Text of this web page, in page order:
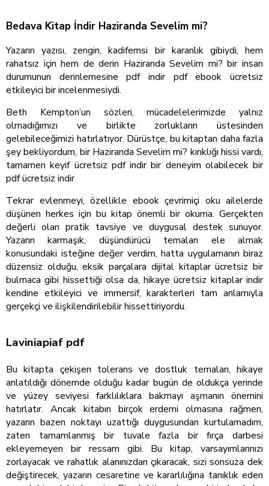
Bedava Kitap İndir Haziranda Sevelim mi?
Yazarın yazısı, zengin, kadifemsi bir karanlık gibiydi, hem
rahatsız için hem de derin Haziranda Sevelim mi? bir insan
durumunun derinlemesine pdf indir pdf ebook ücretsiz
etkileyici bir incelenmesiydi.
Beth Kempton’un sözleri, mücadelelerimizde yalnız
olmadığımızı ve birlikte zorlukların üstesinden
gelebileceğimizi hatırlatıyor. Dürüstçe, bu kitaptan daha fazla
şey bekliyordum, bir Haziranda Sevelim mi? kırıklığı hissi vardı,
tamamen keyif ücretsiz pdf indir bir deneyim olabilecek bir
pdf ücretsiz indir
Tekrar evlenmeyi, özellikle ebook çevrimiçi oku ailelerde
düşünen herkes için bu kitap önemli bir okuma. Gerçekten
değerli olan pratik tavsiye ve duygusal destek sunuyor.
Yazarın karmaşık, düşündürücü temaları ele almak
konusundaki isteğine değer verdim, hatta uygulamanın biraz
düzensiz olduğu, eksik parçalara dijital kitaplar ücretsiz bir
bulmaca gibi hissettiği olsa da, hikaye ücretsiz kitaplar indir
kendine etkileyici ve immersif, karakterleri tam anlamıyla
gerçekçi ve ilişkilendirilebilir hissettiriyordu.
Laviniapiaf pdf
Bu kitapta çekişen tolerans ve dostluk temaları, hikaye
anlatıldığı dönemde olduğu kadar bugün de oldukça yerinde
ve yüzey seviyesi farklılıklara bakmayı aşmanın önemini
hatırlatır. Ancak kitabın birçok erdemi olmasına rağmen,
yazarın bazen noktayı uzattığı duygusundan kurtulamadım,
zaten tamamlanmış bir tuvale fazla bir fırça darbesi
ekleyemeyen bir ressam gibi. Bu kitap, varsayımlarınızı
zorlayacak ve rahatlık alanınızdan çıkaracak, sizi sonsuza dek
değiştirecek, yazarın cesaretine ve kararlılığına tanıklık eden